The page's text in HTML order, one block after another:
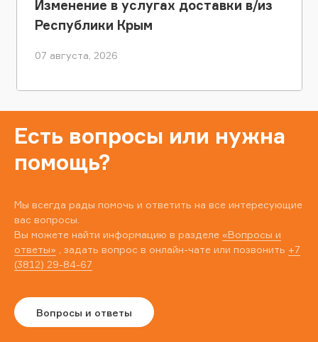
Изменение в услугах доставки в/из
Республики Крым
07 августа, 2026
Есть вопросы или нужна
помощь?
Мы всегда рады помочь и ответить на все интересующие
вас вопросы.
Вы можете найти информацию в разделе «Вопросы и
ответы» , задать вопрос в онлайн-чате или позвонить +7
(3812) 29-84-67
Вопросы и ответы